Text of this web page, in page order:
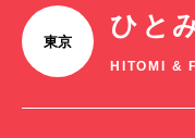
東京
ひと
HITOMI &